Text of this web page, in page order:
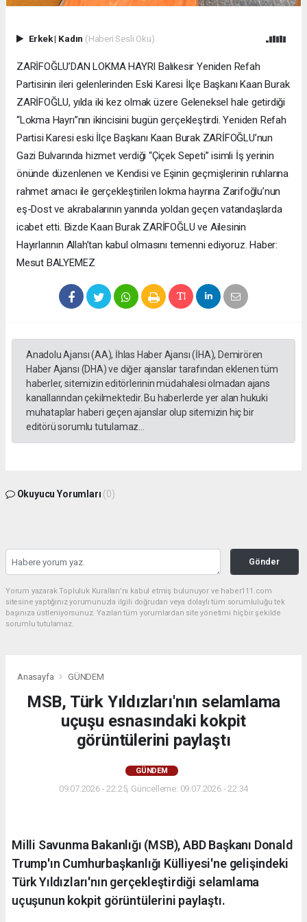
Erkek| Kadın (Haberi Sesli Oku)
ZARİFOĞLU’DAN LOKMA HAYRI Balıkesir Yeniden Refah
Partisinin ileri gelenlerinden Eski Karesi İlçe Başkanı Kaan Burak
ZARİFOĞLU, yılda iki kez olmak üzere Geleneksel hale getirdiği
“Lokma Hayrı”nın ikincisini bugün gerçekleştirdi. Yeniden Refah
Partisi Karesi eski İlçe Başkanı Kaan Burak ZARİFOĞLU’nun
Gazi Bulvarında hizmet verdiği “Çiçek Sepeti” isimli İş yerinin
önünde düzenlenen ve Kendisi ve Eşinin geçmişlerinin ruhlarına
rahmet amacı ile gerçekleştirilen lokma hayrına Zarifoğlu’nun
eş-Dost ve akrabalarının yanında yoldan geçen vatandaşlarda
icabet etti. Bizde Kaan Burak ZARİFOĞLU ve Ailesinin
Hayırlarının Allah’tan kabul olmasını temenni ediyoruz. Haber:
Mesut BALYEMEZ
Anadolu Ajansı (AA), İhlas Haber Ajansı (İHA), Demirören
Haber Ajansı (DHA) ve diğer ajanslar tarafından eklenen tüm
haberler, sitemizin editörlerinin müdahalesi olmadan ajans
kanallarından çekilmektedir. Bu haberlerde yer alan hukuki
muhataplar haberi geçen ajanslar olup sitemizin hiç bir
editörü sorumlu tutulamaz...
Okuyucu Yorumları (0)
Gönder
Yorum yazarak Topluluk Kuralları’nı kabul etmiş bulunuyor ve haber111.com
sitesine yaptığınız yorumunuzla ilgili doğrudan veya dolaylı tüm sorumluluğu tek
başınıza üstleniyorsunuz. Yazılan tüm yorumlardan site yönetimi hiçbir şekilde
sorumlu tutulamaz.
Anasayfa GÜNDEM
MSB, Türk Yıldızları'nın selamlama
uçuşu esnasındaki kokpit
görüntülerini paylaştı
GÜNDEM
09.07.2026 - 22:25, Güncelleme: 09.07.2026 - 22:34
Milli Savunma Bakanlığı (MSB), ABD Başkanı Donald
Trump'ın Cumhurbaşkanlığı Külliyesi'ne gelişindeki
Türk Yıldızları'nın gerçekleştirdiği selamlama
uçuşunun kokpit görüntülerini paylaştı.